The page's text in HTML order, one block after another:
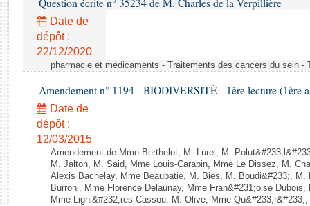
Rapports d'enquête
Rapports législatifs
Rapports sur l'application des lois
Baromètre de l’application des lois
Dossiers législatifs
Budget et sécurité sociale
Questions écrites et orales
Comptes rendus des débats
Question écrite n° 35234 de M. Charles de la Verpillière
Date de
dépôt :
22/12/2020
pharmacie et médicaments - Traitements des cancers du sein -
Amendement n° 1194 - BIODIVERSITÉ - 1ère lecture (1ère
Date de
dépôt :
12/03/2015
Amendement de Mme Berthelot, M. Lurel, M.
M. Jalton, M. Said, Mme Louis-Carabin, Mme Le Dissez, M.
Alexis Bachelay, Mme Beaubatie, M. Bies, M. Boudi&#233;,
Burroni, Mme Florence Delaunay, Mme Fran&#231;oise
Mme Ligni&#232;res-Cassou, M. Olive, Mme